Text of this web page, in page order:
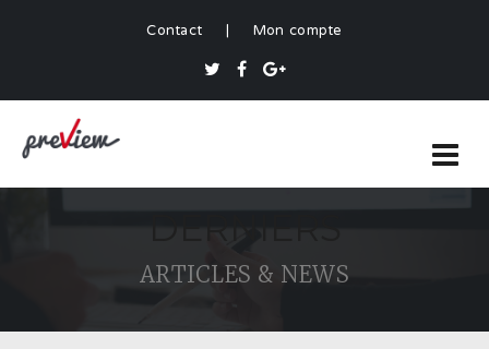
Contact | Mon compte
ARTICLES & NEWS